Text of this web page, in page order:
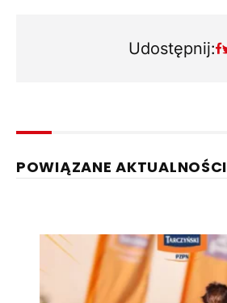
Udostępnij:
POWIĄZANE AKTUALNOŚCI